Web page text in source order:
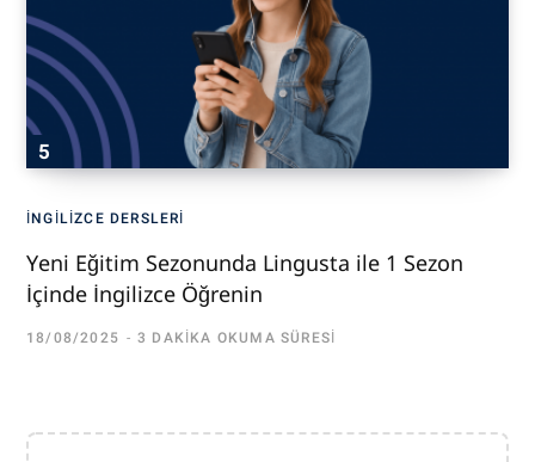
İNGILIZCE DERSLERI
Yeni Eğitim Sezonunda Lingusta ile 1 Sezon
İçinde İngilizce Öğrenin
18/08/2025 3 DAKIKA OKUMA SÜRESI